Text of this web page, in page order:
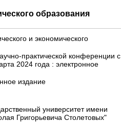
образования
и экономического
практической конференции с
2024 года : электронное
издание
университет имени
Григорьевича Столетовых"